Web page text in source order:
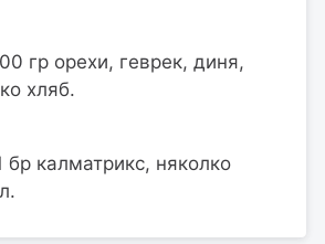
гр орехи, геврек, диня,
хляб.
бр калматрикс, няколко